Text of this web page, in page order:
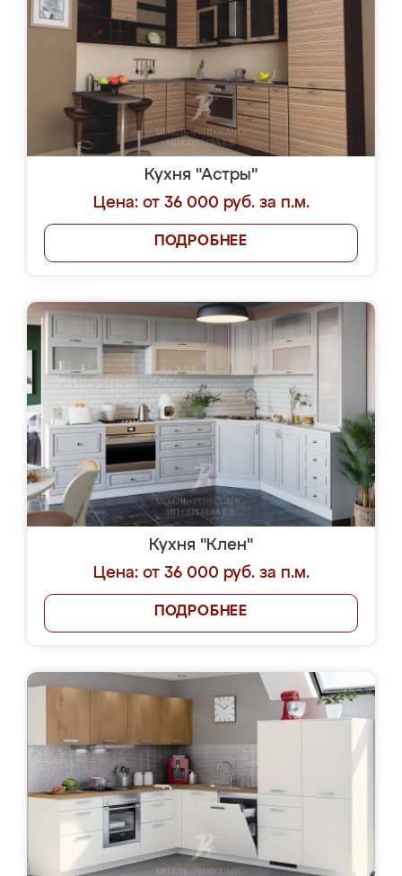
Кухня "Астры"
Цена: от 36 000 руб. за п.м.
ПОДРОБНЕЕ
Кухня "Клен"
Цена: от 36 000 руб. за п.м.
ПОДРОБНЕЕ